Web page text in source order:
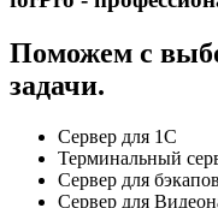
Поможем с
задачи.
Сервер для 1С
Терминальный
Сервер для бэкапов
Сервер для